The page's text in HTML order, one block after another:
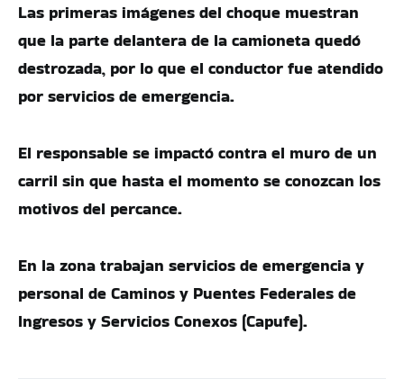
Las primeras imágenes del choque muestran
que la parte delantera de la camioneta quedó
destrozada, por lo que el conductor fue atendido
por servicios de emergencia.
El responsable se impactó contra el muro de un
carril sin que hasta el momento se conozcan los
motivos del percance.
En la zona trabajan servicios de emergencia y
personal de Caminos y Puentes Federales de
Ingresos y Servicios Conexos (Capufe).